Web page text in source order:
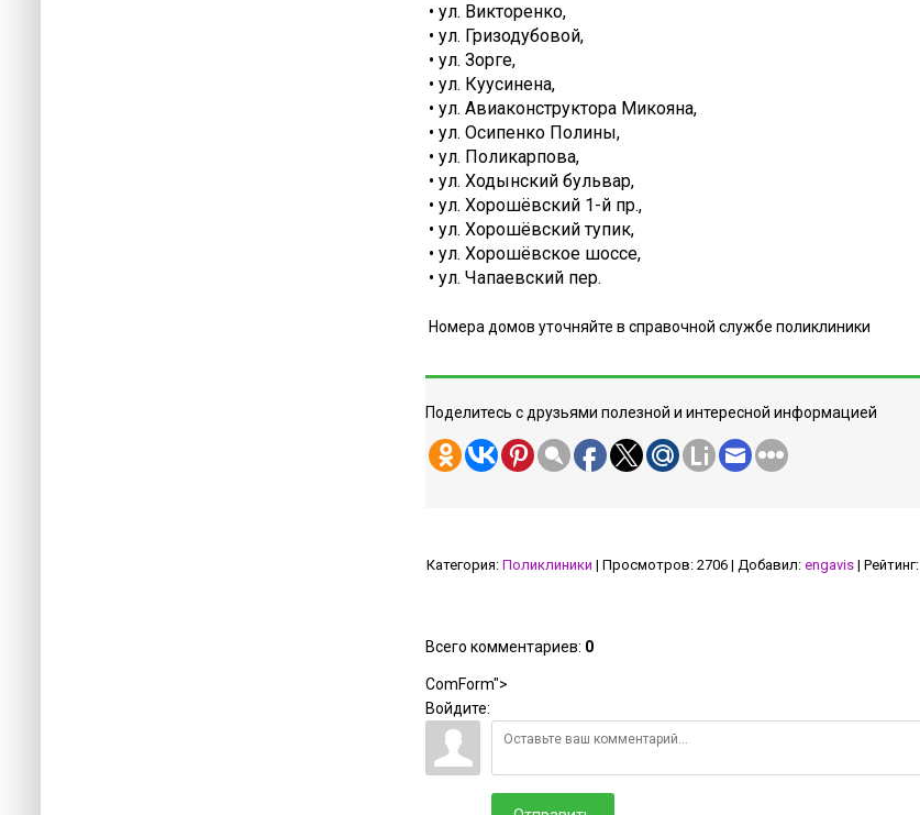
• ул. Викторенко,
• ул. Гризодубовой,
• ул. Зорге,
• ул. Куусинена,
• ул. Авиаконструктора Микояна,
• ул. Осипенко Полины,
• ул. Поликарпова,
• ул. Ходынский бульвар,
• ул. Хорошёвский 1-й пр.,
• ул. Хорошёвский тупик,
• ул. Хорошёвское шоссе,
• ул. Чапаевский пер.
Номера домов уточняйте в справочной службе поликлиники
Поделитесь с друзьями полезной и интересной информацией
Категория: Поликлиники | Просмотров: 2706 | Добавил: engavis | Рейтинг:
Всего комментариев: 0
ComForm">
Войдите: